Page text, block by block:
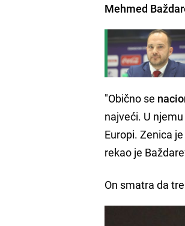
Mehmed
"Obično se
najveći. U
Europi. Zenica
rekao je
On smatra da